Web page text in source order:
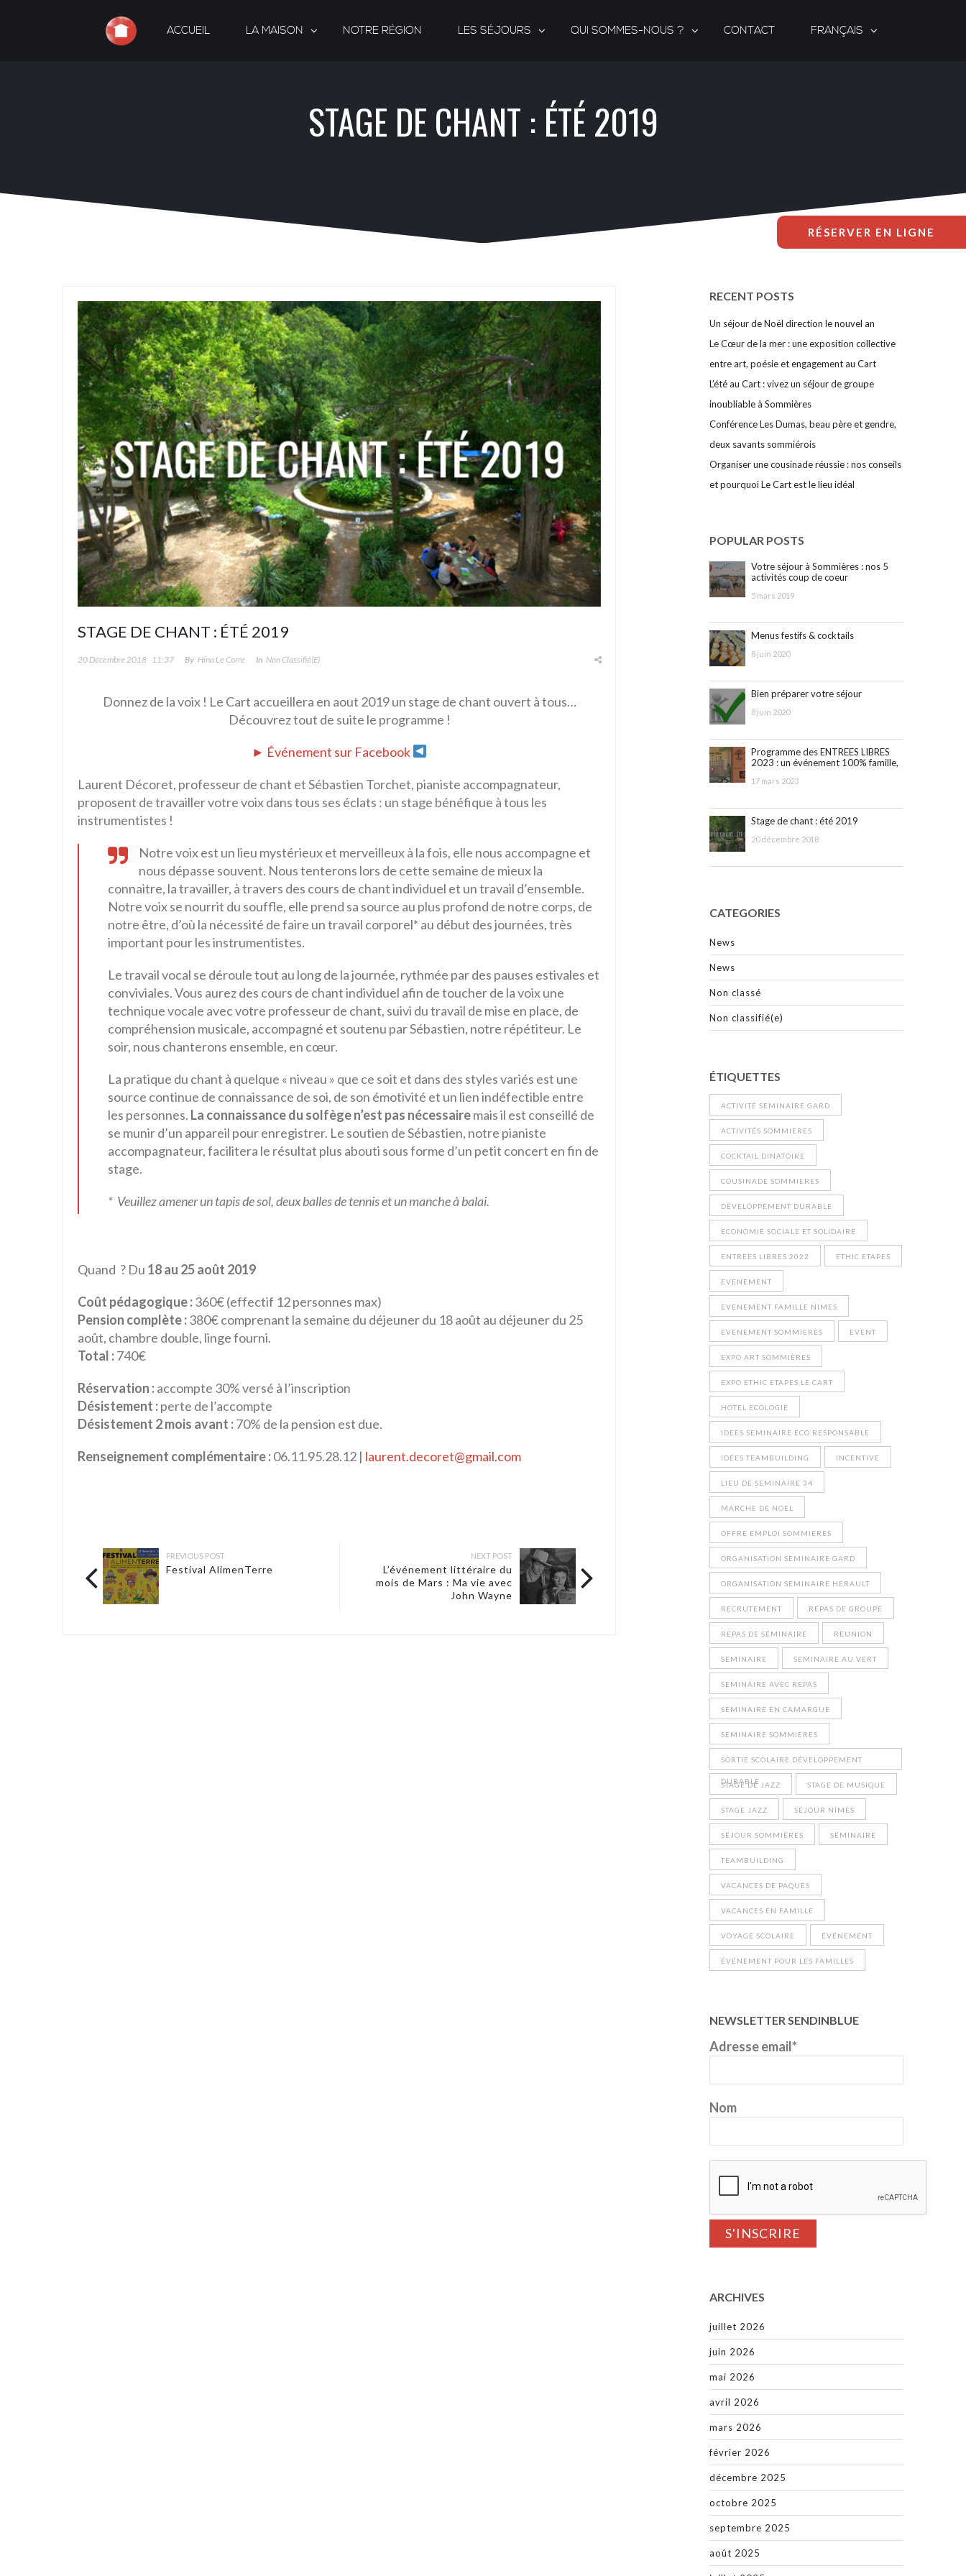
ACCUEIL LA MAISON NOTRE RÉGION LES SÉJOURS QUI SOMMES-NOUS ? CONTACT FRANÇAIS
STAGE DE CHANT : ÉTÉ 2019
STAGE DE CHANT : ÉTÉ 2019
20 Décembre 2018 11:37 By Hina Le Corre In Non Classifié(e)
Donnez de la voix ! Le Cart accueillera en aout 2019 un stage de chant ouvert à tous…
Découvrez tout de suite le programme !
► Événement sur Facebook
Laurent Décoret, professeur de chant et Sébastien Torchet, pianiste accompagnateur,
proposent de travailler votre voix dans tous ses éclats : un stage bénéfique à tous les
instrumentistes !
Notre voix est un lieu mystérieux et merveilleux à la fois, elle nous accompagne et
nous dépasse souvent. Nous tenterons lors de cette semaine de mieux la
connaitre, la travailler, à travers des cours de chant individuel et un travail d’ensemble.
Notre voix se nourrit du souffle, elle prend sa source au plus profond de notre corps, de
notre être, d’où la nécessité de faire un travail corporel* au début des journées, très
important pour les instrumentistes.
Le travail vocal se déroule tout au long de la journée, rythmée par des pauses estivales et
conviviales. Vous aurez des cours de chant individuel afin de toucher de la voix une
technique vocale avec votre professeur de chant, suivi du travail de mise en place, de
compréhension musicale, accompagné et soutenu par Sébastien, notre répétiteur. Le
soir, nous chanterons ensemble, en cœur.
La pratique du chant à quelque « niveau » que ce soit et dans des styles variés est une
source continue de connaissance de soi, de son émotivité et un lien indéfectible entre
les personnes. La connaissance du solfège n’est pas nécessairemais il est conseillé de
se munir d’un appareil pour enregistrer. Le soutien de Sébastien, notre pianiste
accompagnateur, facilitera le résultat plus abouti sous forme d’un petit concert en fin de
stage.
* Veuillez amener un tapis de sol, deux balles de tennis et un manche à balai.
Quand ? Du 18 au 25 août 2019
Coût pédagogique :360€ (effectif 12 personnes max)
Pension complète :380€ comprenant la semaine du déjeuner du 18 août au déjeuner du 25
août, chambre double, linge fourni.
Total :740€
Réservation :accompte 30% versé à l’inscription
Désistement :perte de l’accompte
Désistement 2 mois avant :70% de la pension est due.
Renseignement complémentaire :06.11.95.28.12 | laurent.decoret@gmail.com
PREVIOUS POST
Festival AlimenTerre
NEXT POST
L’événement littéraire du
mois de Mars : Ma vie avec
John Wayne
RECENT POSTS
Un séjour de Noël direction le nouvel an
Le Cœur de la mer : une exposition collective
entre art, poésie et engagement au Cart
L’été au Cart : vivez un séjour de groupe
inoubliable à Sommières
Conférence Les Dumas, beau père et gendre,
deux savants sommiérois
Organiser une cousinade réussie : nos conseils
et pourquoi Le Cart est le lieu idéal
POPULAR POSTS
Votre séjour à Sommières : nos 5
activités coup de coeur
5 mars 2019
Menus festifs & cocktails
8 juin 2020
Bien préparer votre séjour
8 juin 2020
Programme des ENTREES LIBRES
2023 : un événement 100% famille,
17 mars 2023
Stage de chant : été 2019
20 décembre 2018
CATEGORIES
News
News
Non classé
Non classifié(e)
ÉTIQUETTES
ACTIVITÉ SEMINAIRE GARD
ACTIVITÉS SOMMIERES
COCKTAIL DINATOIRE
COUSINADE SOMMIERES
DÉVELOPPEMENT DURABLE
ECONOMIE SOCIALE ET SOLIDAIRE
ENTREES LIBRES 2022 ETHIC ETAPES
EVENEMENT
EVENEMENT FAMILLE NIMES
EVENEMENT SOMMIERES EVENT
EXPO ART SOMMIÈRES
EXPO ETHIC ETAPES LE CART
HOTEL ECOLOGIE
IDEES SEMINAIRE ECO RESPONSABLE
IDÉES TEAMBUILDING INCENTIVE
LIEU DE SEMINAIRE 34
MARCHE DE NOEL
OFFRE EMPLOI SOMMIERES
ORGANISATION SEMINAIRE GARD
ORGANISATION SEMINAIRE HERAULT
RECRUTEMENT REPAS DE GROUPE
REPAS DE SEMINAIRE REUNION
SEMINAIRE SEMINAIRE AU VERT
SEMINAIRE AVEC REPAS
SEMINAIRE EN CAMARGUE
SEMINAIRE SOMMIERES
SORTIE SCOLAIRE DÉVELOPPEMENT
DURABLE
STAGE DE JAZZ STAGE DE MUSIQUE
STAGE JAZZ SÉJOUR NÎMES
SÉJOUR SOMMIÈRES SÉMINAIRE
TEAMBUILDING
VACANCES DE PAQUES
VACANCES EN FAMILLE
VOYAGE SCOLAIRE ÉVÉNEMENT
ÉVÉNEMENT POUR LES FAMILLES
NEWSLETTER SENDINBLUE
Adresse email*
Nom
ARCHIVES
juillet 2026
juin 2026
mai 2026
avril 2026
mars 2026
février 2026
décembre 2025
octobre 2025
septembre 2025
août 2025
RÉSERVER EN LIGNE